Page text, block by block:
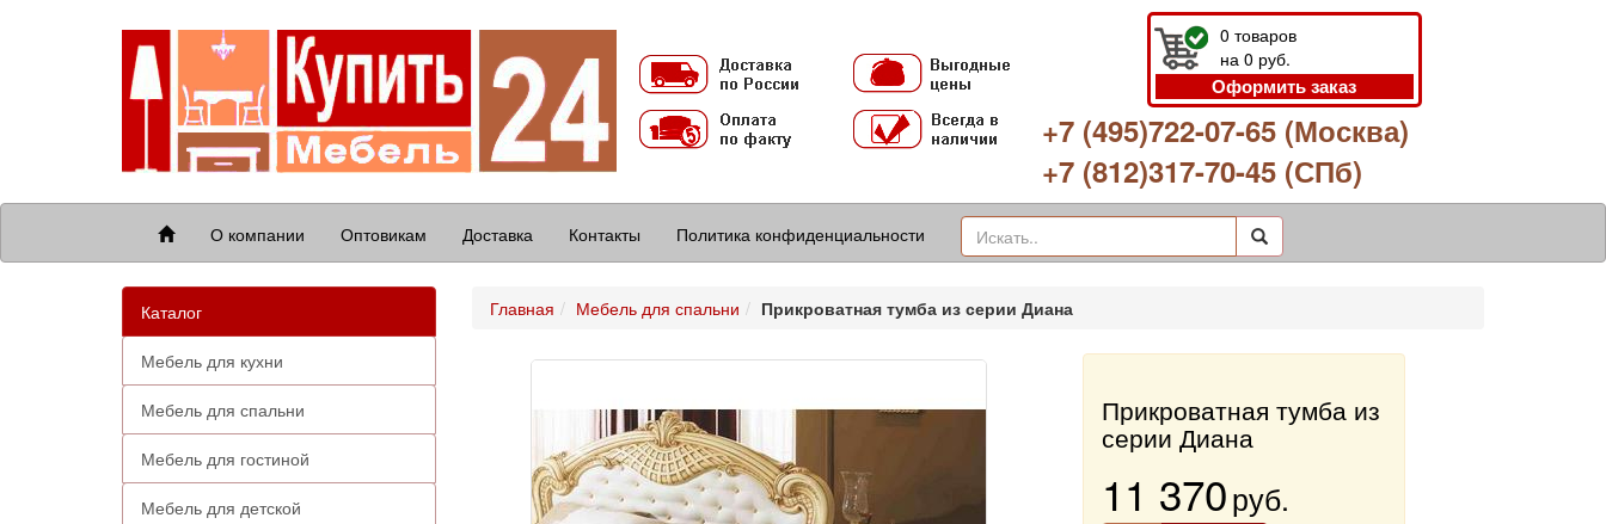
0 товаров
на 0 руб.
Оформить заказ
+7 (495)722-07-65 (Москва)
+7 (812)317-70-45 (СПб)
О компании Оптовикам Доставка Контакты Политика конфиденциальности
Каталог
Мебель для кухни
Мебель для спальни
Мебель для гостиной
Мебель для детской
Главная Мебель для спальни Прикроватная тумба из серии Диана
Прикроватная тумба из
серии Диана
11 370руб.